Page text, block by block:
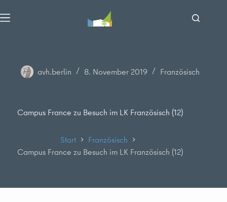
Inhalt
avh.berlin 8. November 2019 Französisch
Campus France zu Besuch im LK Französisch (12)
Start
Französisch
Campus France zu Besuch im LK Französisch (12)